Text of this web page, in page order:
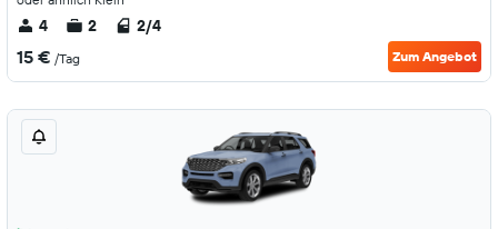
4 2 2/4
15 € /Tag Zum Angebot